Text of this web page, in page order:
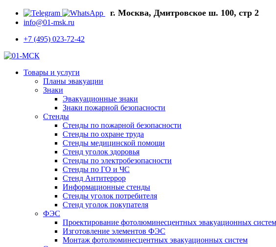
г. Москва, Дмитровское ш. 100, стр 2
info@01-msk.ru
+7 (495) 023-72-42
Товары и услуги
Планы эвакуации
Знаки
Эвакуационные знаки
Знаки пожарной безопасности
Стенды
Стенды по пожарной безопасности
Стенды по охране труда
Стенды медицинской помощи
Стенд уголок здоровья
Стенды по электробезопасности
Стенды по ГО и ЧС
Стенд Антитеррор
Информационные стенды
Стенды уголок потребителя
Стенд уголок покупателя
ФЭС
Проектирование фотолюминесцентных эвакуационных систем
Изготовление элементов ФЭС
Монтаж фотолюминесцентных эвакуационных систем